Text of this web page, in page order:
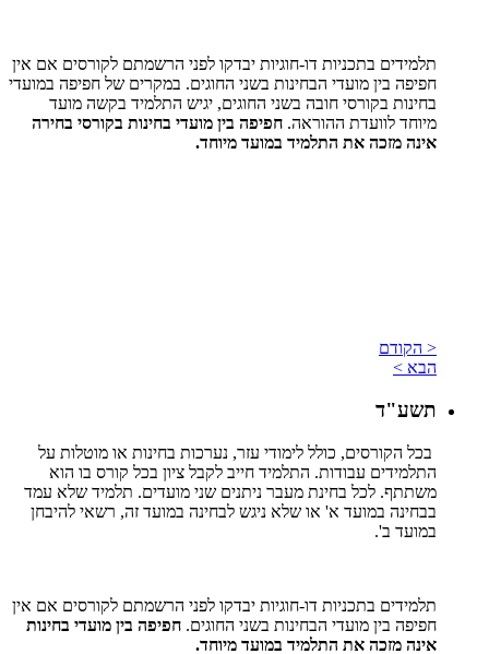
תלמידים בתכניות דו-חוגיות יבדקו לפני הרשמתם לקורסים אם אין
חפיפה בין מועדי הבחינות בשני החוגים. במקרים של חפיפה במועדי
בחינות בקורסי חובה בשני החוגים, יגיש התלמיד בקשה מועד
מיוחד לוועדת ההוראה. חפיפה בין מועדי בחינות בקורסי בחירה
אינה מזכה את התלמיד במועד מיוחד.
< הקודם
הבא >
תשע"ד
בכל הקורסים, כולל לימודי עזר, נערכות בחינות או מוטלות על
התלמידים עבודות. התלמיד חייב לקבל ציון בכל קורס בו הוא
משתתף. לכל בחינת מעבר ניתנים שני מועדים. תלמיד שלא עמד
בבחינה במועד א' או שלא ניגש לבחינה במועד זה, רשאי להיבחן
במועד ב'.
תלמידים בתכניות דו-חוגיות יבדקו לפני הרשמתם לקורסים אם אין
חפיפה בין מועדי הבחינות בשני החוגים. חפיפה בין מועדי בחינות
אינה מזכה את התלמיד במועד מיוחד.